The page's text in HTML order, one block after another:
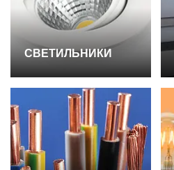
СВЕТИЛЬНИКИ